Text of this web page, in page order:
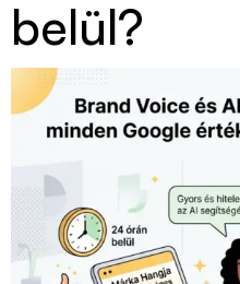
belül?